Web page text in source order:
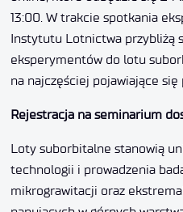
13:00. W trakcie spotkania
Instytutu Lotnictwa przybliżą
eksperymentów do lotu
na najczęściej pojawiające się
Rejestracja na seminarium
Loty suborbitalne stanowią
technologii i prowadzenia
mikrograwitacji oraz